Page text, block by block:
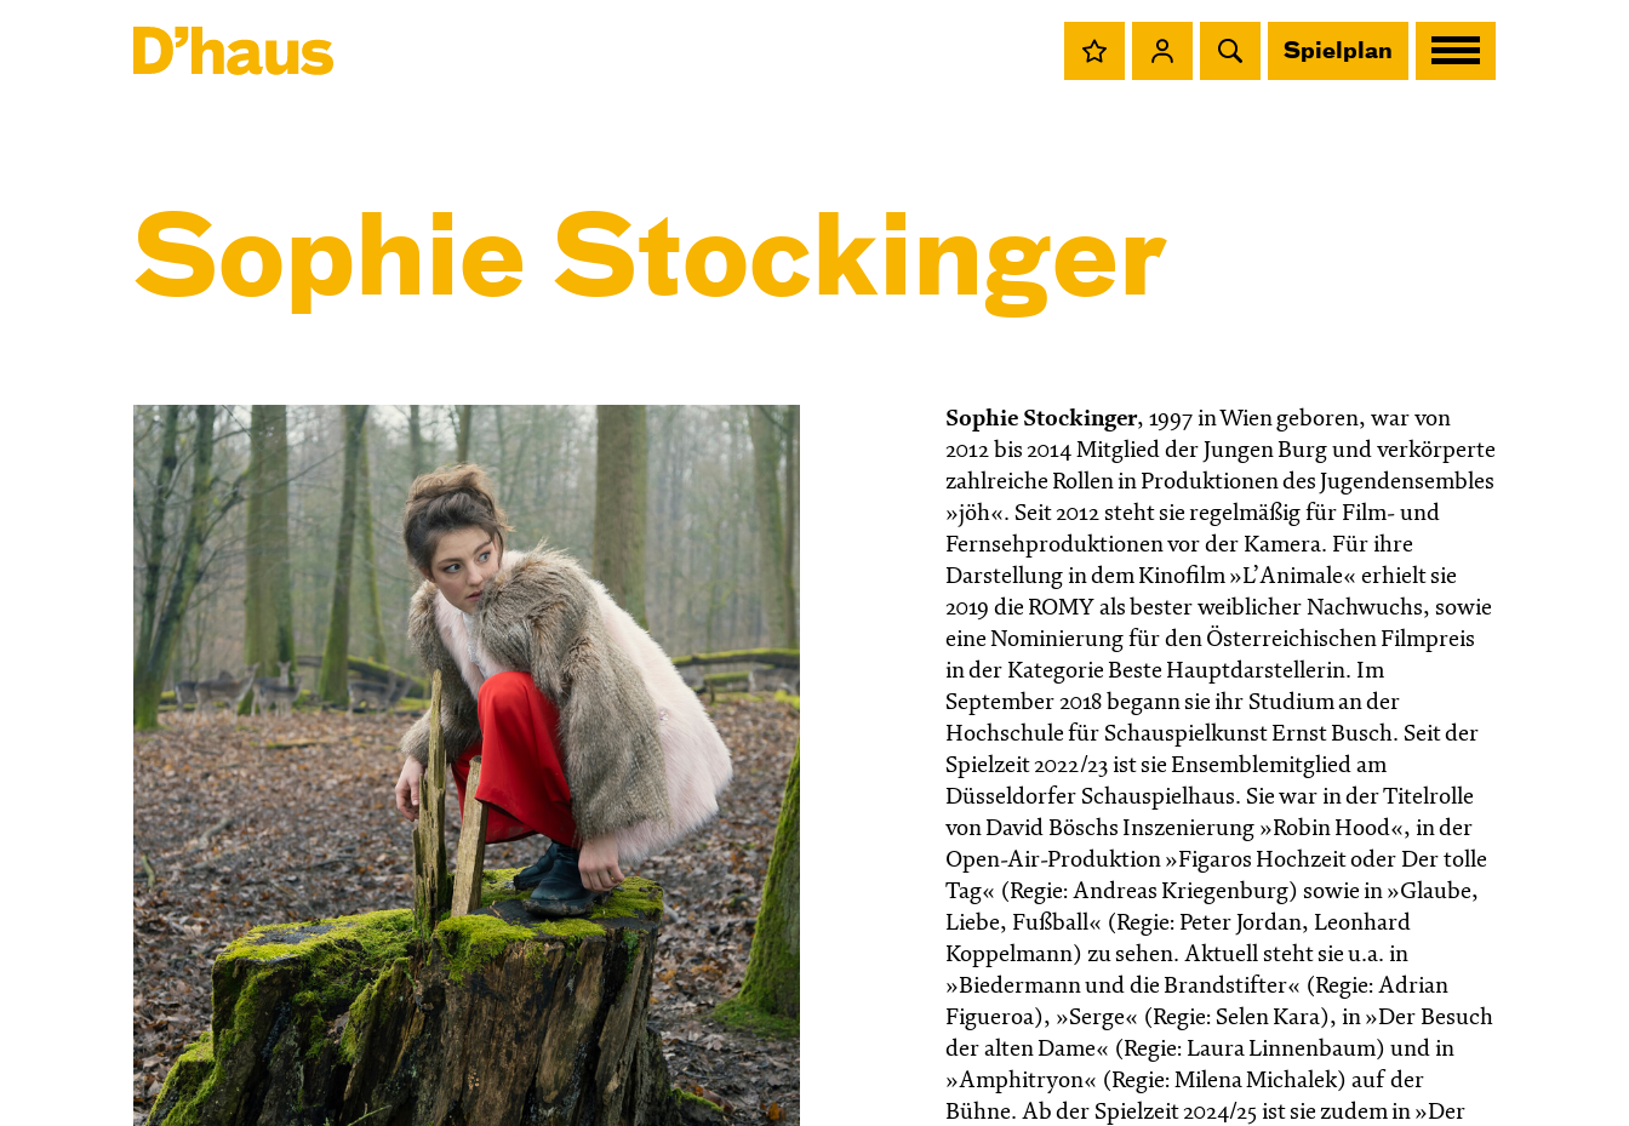
Spielplan
Sophie Stockinger
Sophie Stockinger, 1997 in Wien geboren, war von
2012 bis 2014 Mitglied der Jungen Burg und verkörperte
zahlreiche Rollen in Produktionen des Jugendensembles
»jöh«. Seit 2012 steht sie regelmäßig für Film- und
Fernsehproduktionen vor der Kamera. Für ihre
Darstellung in dem Kinofilm »L’Animale« erhielt sie
2019 die ROMY als bester weiblicher Nachwuchs, sowie
eine Nominierung für den Österreichischen Filmpreis
in der Kategorie Beste Hauptdarstellerin. Im
September 2018 begann sie ihr Studium an der
Hochschule für Schauspielkunst Ernst Busch. Seit der
Spielzeit 2022/23 ist sie Ensemblemitglied am
Düsseldorfer Schauspielhaus. Sie war in der Titelrolle
von David Böschs Inszenierung »Robin Hood«, in der
Open-Air-Produktion »Figaros Hochzeit oder Der tolle
Tag« (Regie: Andreas Kriegenburg) sowie in »Glaube,
Liebe, Fußball« (Regie: Peter Jordan, Leonhard
Koppelmann) zu sehen. Aktuell steht sie u.a. in
»Biedermann und die Brandstifter« (Regie: Adrian
Figueroa), »Serge« (Regie: Selen Kara), in »Der Besuch
der alten Dame« (Regie: Laura Linnenbaum) und in
»Amphitryon« (Regie: Milena Michalek) auf der
Bühne. Ab der Spielzeit 2024/25 ist sie zudem in »Der